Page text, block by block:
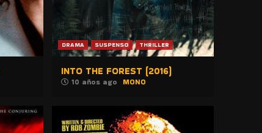
DRAMA SUSPENSO THRILLER
INTO THE FOREST (2016)
10 años ago MONO